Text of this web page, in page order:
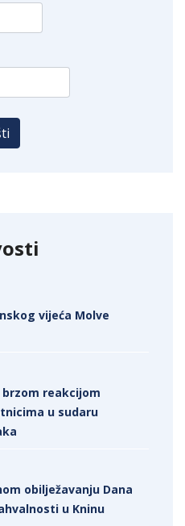
vijeća Molve
reakcijom
u sudaru
obilježavanju Dana
u Kninu